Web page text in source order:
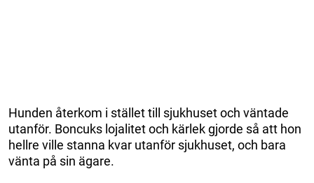
Hunden återkom i stället till sjukhuset och väntade
utanför. Boncuks lojalitet och kärlek gjorde så att hon
hellre ville stanna kvar utanför sjukhuset, och bara
vänta på sin ägare.